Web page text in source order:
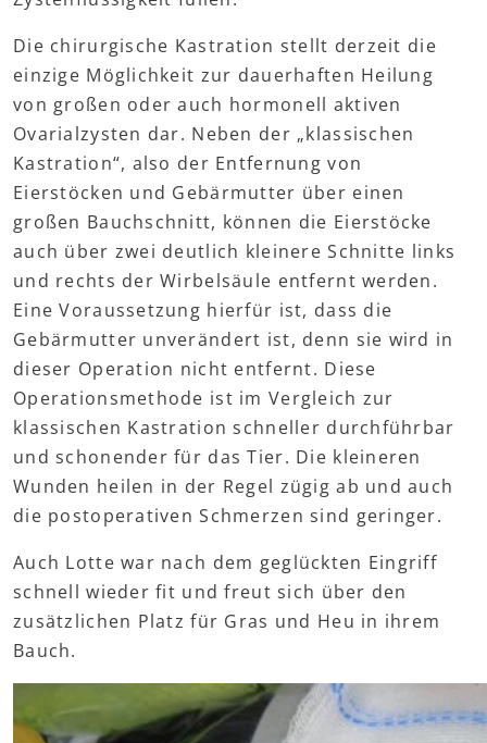
Die chirurgische Kastration stellt derzeit die
einzige Möglichkeit zur dauerhaften Heilung
von großen oder auch hormonell aktiven
Ovarialzysten dar. Neben der „klassischen
Kastration“, also der Entfernung von
Eierstöcken und Gebärmutter über einen
großen Bauchschnitt, können die Eierstöcke
auch über zwei deutlich kleinere Schnitte links
und rechts der Wirbelsäule entfernt werden.
Eine Voraussetzung hierfür ist, dass die
Gebärmutter unverändert ist, denn sie wird in
dieser Operation nicht entfernt. Diese
Operationsmethode ist im Vergleich zur
klassischen Kastration schneller durchführbar
und schonender für das Tier. Die kleineren
Wunden heilen in der Regel zügig ab und auch
die postoperativen Schmerzen sind geringer.
Auch Lotte war nach dem geglückten Eingriff
schnell wieder fit und freut sich über den
zusätzlichen Platz für Gras und Heu in ihrem
Bauch.